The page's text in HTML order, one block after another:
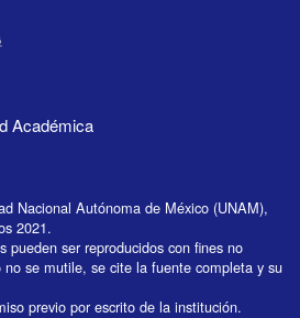
Académica
Nacional Autónoma de México (UNAM),
2021.
pueden ser reproducidos con fines no
se mutile, se cite la fuente completa y su
previo por escrito de la institución.